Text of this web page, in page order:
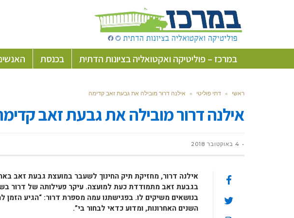
במרכז – פוליטיקה ואקטואליה בציונות הדתית בכנסת
ראשי » דתי פוליטי » אילנה דרור מובילה את גבעת זאב קדימה
אילנה דרור מובילה את גבעת זאב
4 באוקטובר 2018
אילנה דרור, מחזיקת תיק החינוך לשעבר במועצת גבעת זאב
בגבעת זאב מתמודדת כעת למועצה. עיקר פעילותה של דרור
בנושאים משיקים לו. בפגישתנו עמה מספרת דרור: “הגיע
השנים האחרונות, ומדוע כדאי לבחור בי”.